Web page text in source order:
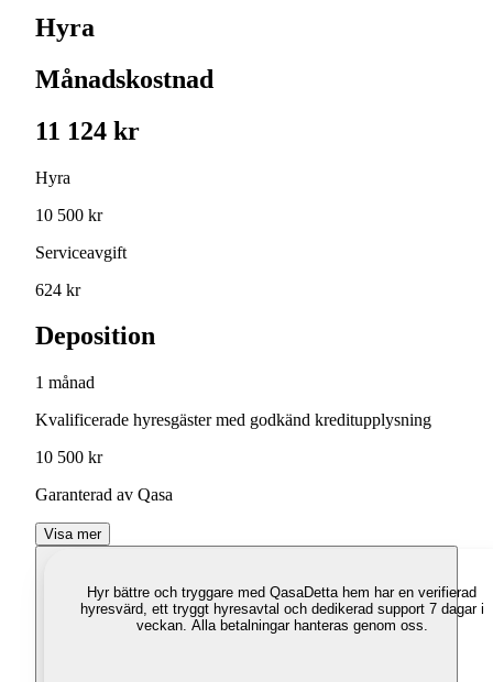
Hyra
Månadskostnad
11 124 kr
Hyra
10 500 kr
Serviceavgift
624 kr
Deposition
1 månad
Kvalificerade hyresgäster med godkänd kreditupplysning
10 500 kr
Garanterad av Qasa
Visa mer
Hyr bättre och tryggare med QasaDetta hem har en verifierad
hyresvärd, ett tryggt hyresavtal och dedikerad support 7 dagar i
veckan. Alla betalningar hanteras genom oss.